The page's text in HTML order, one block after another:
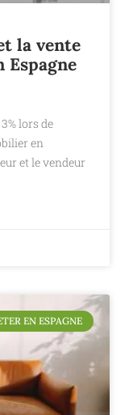
la vente
Espagne
lors de
en
et le vendeur
EN ESPAGNE